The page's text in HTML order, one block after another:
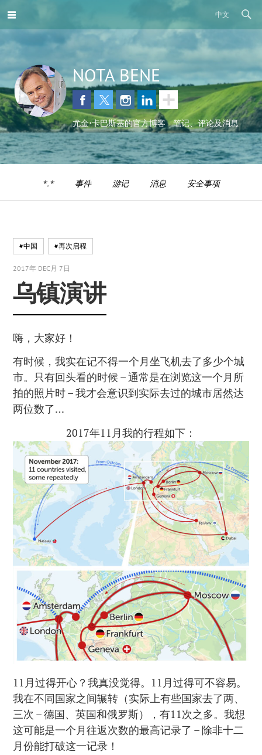
中文
NOTA BENE
尤金•卡巴斯基的官方博客 - 笔记、评论及消息
*.* 事件 游记 消息 安全事项
#中国 #再次启程
2017年 DEC月 7日
乌镇演讲
嗨，大家好！
有时候，我实在记不得一个月坐飞机去了多少个城
市。只有回头看的时候 – 通常是在浏览这一个月所
拍的照片时 – 我才会意识到实际去过的城市居然达
两位数了…
2017年11月我的行程如下：
11月过得开心？我真没觉得。11月过得可不容易。
我在不同国家之间辗转（实际上有些国家去了两、
三次 – 德国、英国和俄罗斯），有11次之多。我想
这可能是一个月往返次数的最高记录了 – 除非十二
月份能打破这一记录！